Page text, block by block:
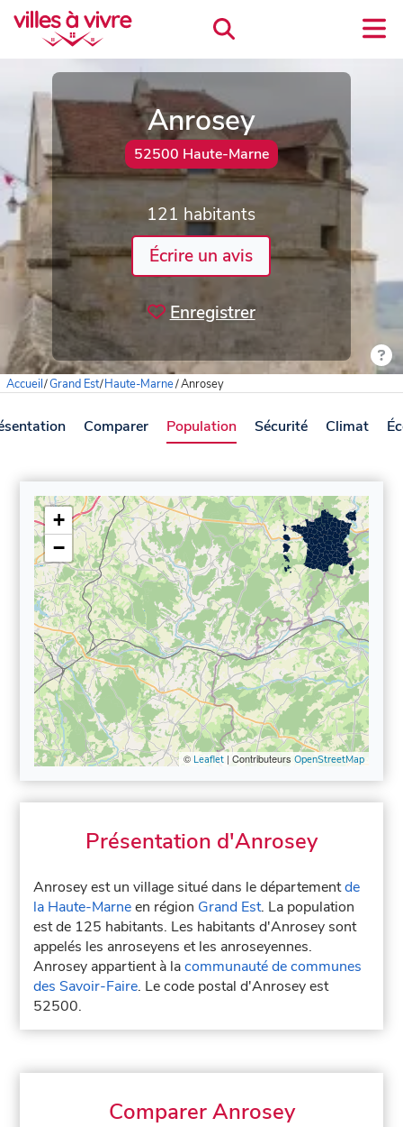
Anrosey
52500 Haute-Marne
121 habitants
Écrire un avis
Enregistrer
Accueil/Grand Est/Haute-Marne/Anrosey
Comparer Population Sécurité Climat
+
−
© Leaflet| Contributeurs OpenStreetMap
Présentation d'Anrosey
Anrosey est un village situé dans le départementde
la Haute-Marneen région Grand Est. La population
est de 125 habitants. Les habitants d'Anrosey sont
appelés les anroseyens et les anroseyennes.
Anrosey appartient à lacommunauté de communes
des Savoir-Faire. Le code postal d'Anrosey est
52500.
Comparer Anrosey